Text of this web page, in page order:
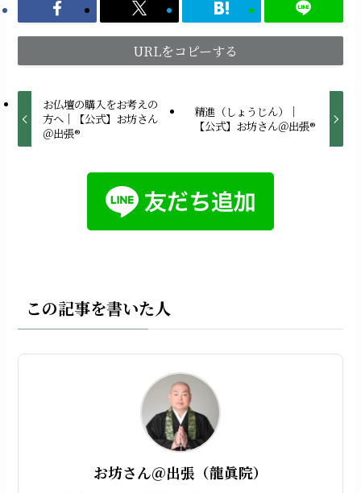
URLをコピーする
お仏壇の購入をお考えの
方へ｜【公式】お坊さん
＠出張®︎
精進（しょうじん）｜
【公式】お坊さん＠出張®︎
この記事を書いた人
お坊さん＠出張（龍眞院）